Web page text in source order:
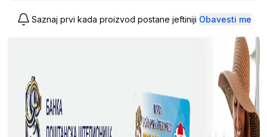
Saznaj prvi kada proizvod postane jeftiniji Obavesti me